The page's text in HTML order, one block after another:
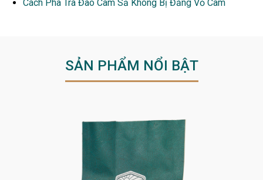
Cách Pha Trà Đào Cam Sả Không Bị Đắng Vỏ Cam
SẢN PHẨM NỔI BẬT